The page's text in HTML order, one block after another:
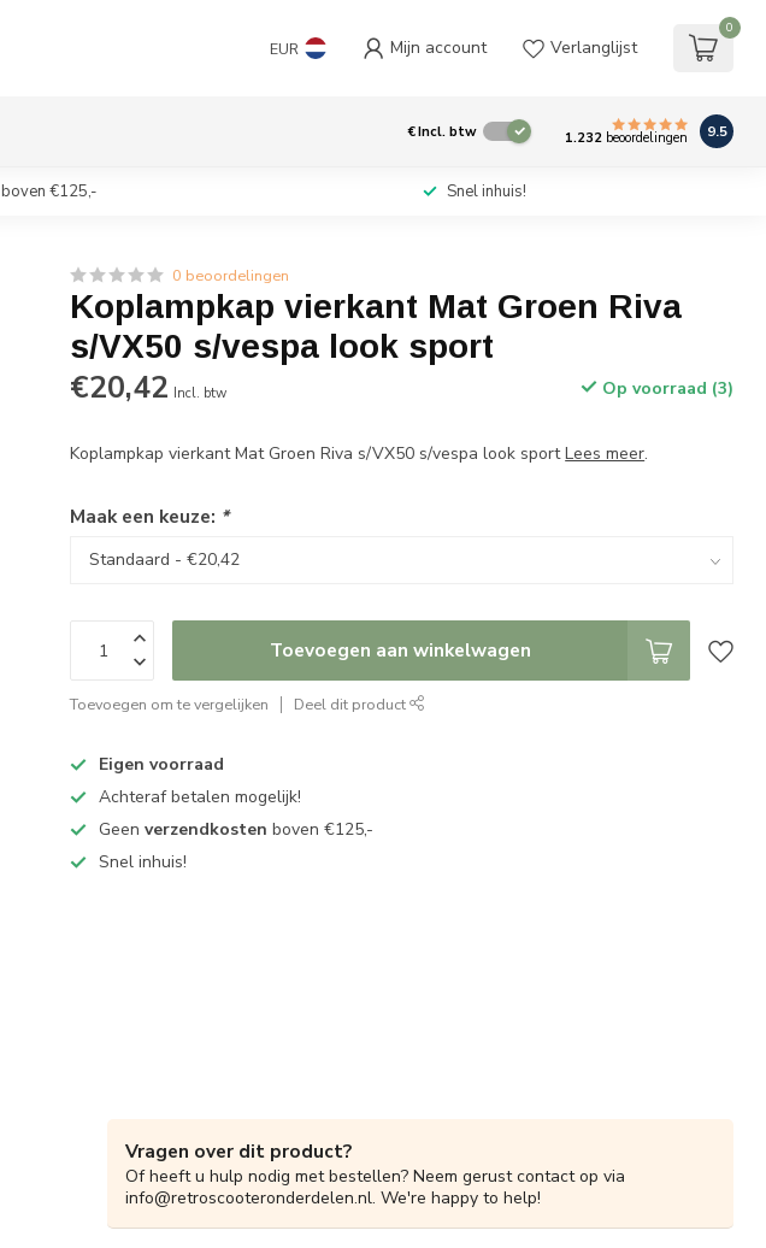
EUR Mijn account Verlanglijst
0
€Incl. btw 1.232 beoordelingen 9.5
boven €125,- Snel inhuis!
0 beoordelingen
Koplampkap vierkant Mat Groen Riva
s/VX50 s/vespa look sport
€20,42 Incl. btw Op voorraad (3)
Koplampkap vierkant Mat Groen Riva s/VX50 s/vespa look sportLees meer.
Maak een keuze: *
Toevoegen aan winkelwagen
Toevoegen om te vergelijken Deel dit product
Eigen voorraad
Achteraf betalen mogelijk!
Geenverzendkosten boven €125,-
Snel inhuis!
Vragen over dit product?
Of heeft u hulp nodig met bestellen? Neem gerust contact op via
info@retroscooteronderdelen.nl. We're happy to help!